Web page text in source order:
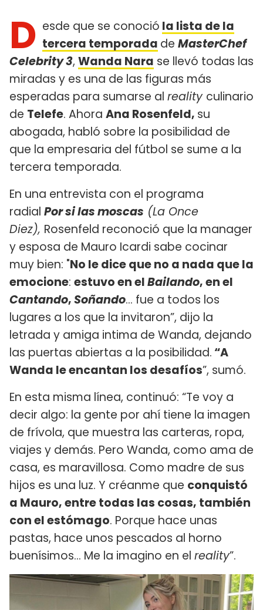
D esde que se conoció la lista de la
tercera temporada de MasterChef
Celebrity 3, Wanda Nara se llevó todas las
miradas y es una de las figuras más
esperadas para sumarse al reality culinario
de Telefe. Ahora Ana Rosenfeld, su
abogada, habló sobre la posibilidad de
que la empresaria del fútbol se sume a la
tercera temporada.
En una entrevista con el programa
radial Por si las moscas (La Once
Diez), Rosenfeld reconoció que la manager
y esposa de Mauro Icardi sabe cocinar
muy bien: "No le dice que no a nada que la
emocione: estuvo en elBailando, en el
Cantando,Soñando... fue a todos los
lugares a los que la invitaron”, dijo la
letrada y amiga intima de Wanda, dejando
las puertas abiertas a la posibilidad. “A
Wanda le encantan los desafíos”, sumó.
En esta misma línea, continuó: “Te voy a
decir algo: la gente por ahí tiene la imagen
de frívola, que muestra las carteras, ropa,
viajes y demás. Pero Wanda, como ama de
casa, es maravillosa. Como madre de sus
hijos es una luz. Y créanme que conquistó
a Mauro, entre todas las cosas, también
con el estómago. Porque hace unas
pastas, hace unos pescados al horno
buenísimos... Me la imagino en el reality”.